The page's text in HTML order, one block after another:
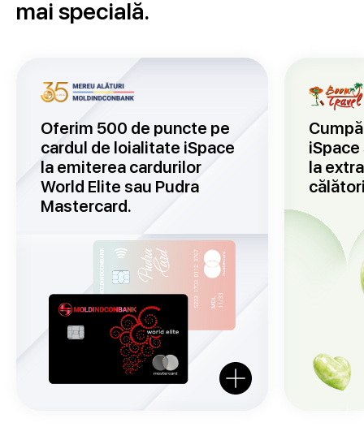
mai specială.
Oferim 500 de puncte pe
cardul de loialitate iSpace
la emiterea cardurilor
World Elite sau Pudra
Mastercard.
la